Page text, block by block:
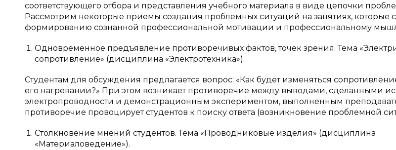
соответствующего отбора и представления учебного материала в виде цепочки
Рассмотрим некоторые приемы создания проблемных ситуаций на занятиях, которые
формированию сознанной профессиональной мотивации и профессиональному
Одновременное предъявление противоречивых фактов, точек зрения. Тема
сопротивление» (дисциплина «Электротехника»).
Студентам для обсуждения предлагается вопрос: «Как будет изменяться
его нагревании?» При этом возникает противоречие между выводами, сделанными
электропроводности и демонстрационным экспериментом, выполненным
противоречие провоцирует студентов к поиску ответа (возникновение проблемной
Столкновение мнений студентов. Тема «Проводниковые изделия» (дисциплина
«Материаловедение»).